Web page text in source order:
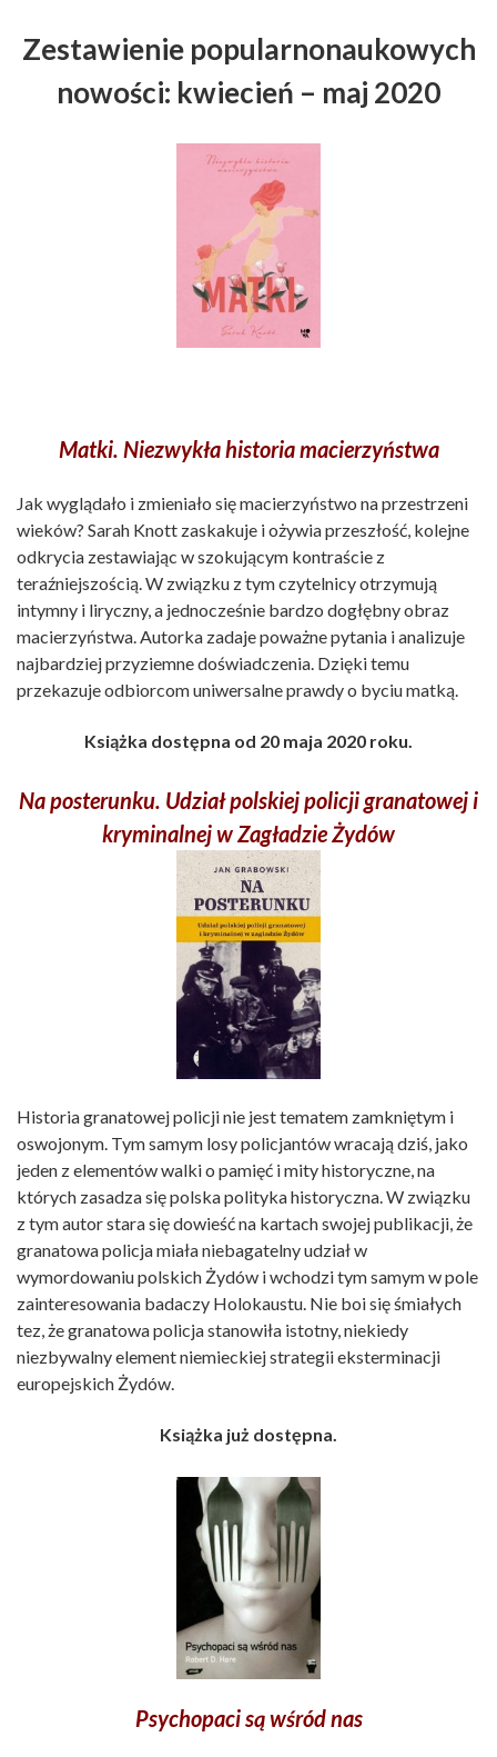
Zestawienie popularnonaukowych
nowości: kwiecień – maj 2020
Matki. Niezwykła historia macierzyństwa
Jak wyglądało i zmieniało się macierzyństwo na przestrzeni
wieków? Sarah Knott zaskakuje i ożywia przeszłość, kolejne
odkrycia zestawiając w szokującym kontraście z
teraźniejszością. W związku z tym czytelnicy otrzymują
intymny i liryczny, a jednocześnie bardzo dogłębny obraz
macierzyństwa. Autorka zadaje poważne pytania i analizuje
najbardziej przyziemne doświadczenia. Dzięki temu
przekazuje odbiorcom uniwersalne prawdy o byciu matką.
Książka dostępna od 20 maja 2020 roku.
Na posterunku. Udział polskiej policji granatowej i
kryminalnej w Zagładzie Żydów
Historia granatowej policji nie jest tematem zamkniętym i
oswojonym. Tym samym losy policjantów wracają dziś, jako
jeden z elementów walki o pamięć i mity historyczne, na
których zasadza się polska polityka historyczna. W związku
z tym autor stara się dowieść na kartach swojej publikacji, że
granatowa policja miała niebagatelny udział w
wymordowaniu polskich Żydów i wchodzi tym samym w pole
zainteresowania badaczy Holokaustu. Nie boi się śmiałych
tez, że granatowa policja stanowiła istotny, niekiedy
niezbywalny element niemieckiej strategii eksterminacji
europejskich Żydów.
Książka już dostępna.
Psychopaci są wśród nas